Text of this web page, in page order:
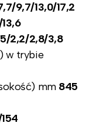
9,7/13,0/17,2
2,2/2,8/3,8
w trybie
mm 845